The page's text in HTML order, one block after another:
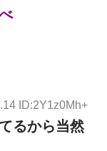
ID:2Y1z0Mh+
るから当然